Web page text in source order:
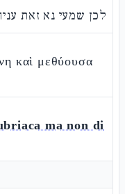
לכן שמעי נא זאת
καὶ μεθύουσα
ma non di